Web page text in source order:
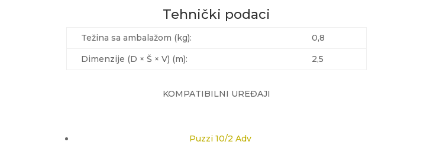
Tehnički podaci
Težina sa ambalažom (kg):
0,8
Dimenzije (D × Š × V) (m):
2,5
KOMPATIBILNI UREĐAJI
Puzzi 10/2 Adv